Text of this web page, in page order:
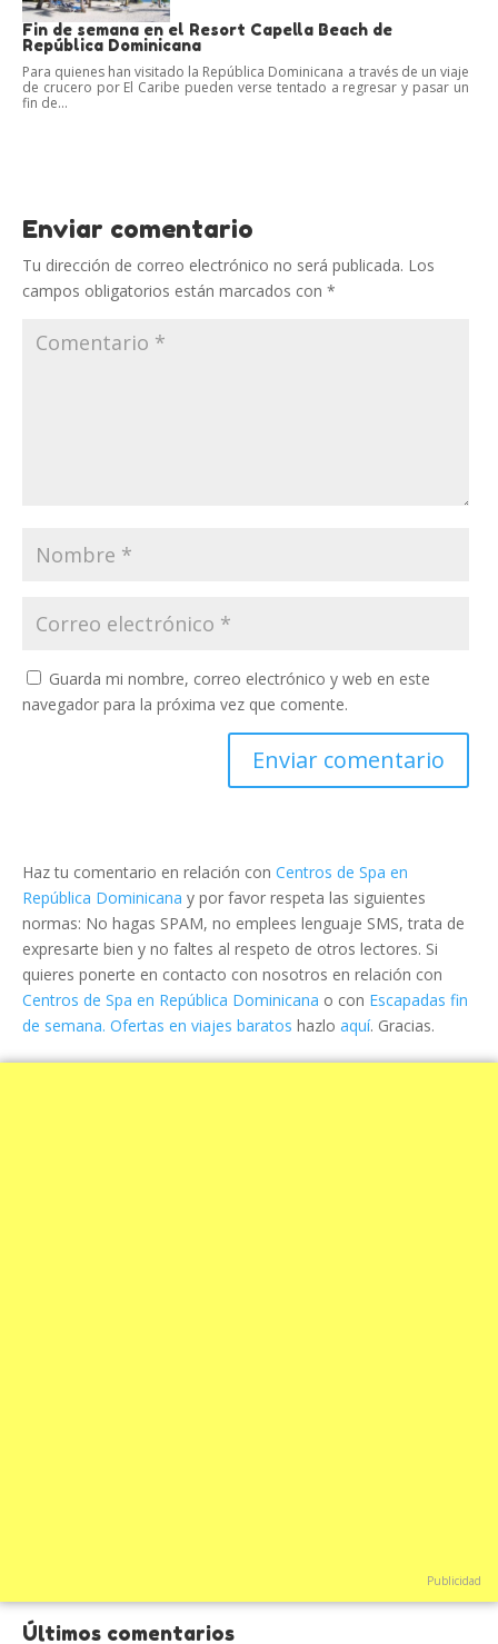
Fin de semana en el Resort Capella Beach de
República Dominicana
Para quienes han visitado la República Dominicana a través de un viaje
de crucero por El Caribe pueden verse tentado a regresar y pasar un
fin de...
Enviar comentario
Tu dirección de correo electrónico no será publicada. Los
campos obligatorios están marcados con *
Guarda mi nombre, correo electrónico y web en este
navegador para la próxima vez que comente.
Haz tu comentario en relación con Centros de Spa en
República Dominicana y por favor respeta las siguientes
normas: No hagas SPAM, no emplees lenguaje SMS, trata de
expresarte bien y no faltes al respeto de otros lectores. Si
quieres ponerte en contacto con nosotros en relación con
Centros de Spa en República Dominicana o con Escapadas fin
de semana. Ofertas en viajes baratos hazlo aquí. Gracias.
Publicidad
Últimos comentarios